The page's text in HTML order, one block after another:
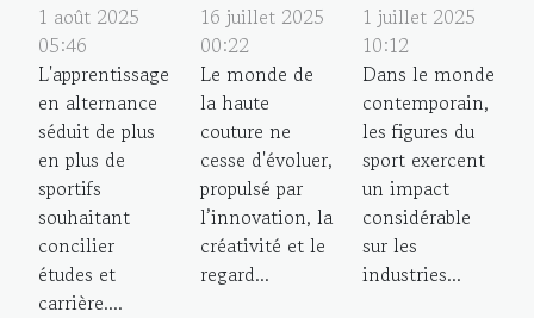
1 août 2025
05:46
L'apprentissage
en alternance
séduit de plus
en plus de
sportifs
souhaitant
concilier
études et
carrière....
16 juillet 2025
00:22
Le monde de
la haute
couture ne
cesse d'évoluer,
propulsé par
l’innovation, la
créativité et le
regard...
1 juillet 2025
10:12
Dans le monde
contemporain,
les figures du
sport exercent
un impact
considérable
sur les
industries...